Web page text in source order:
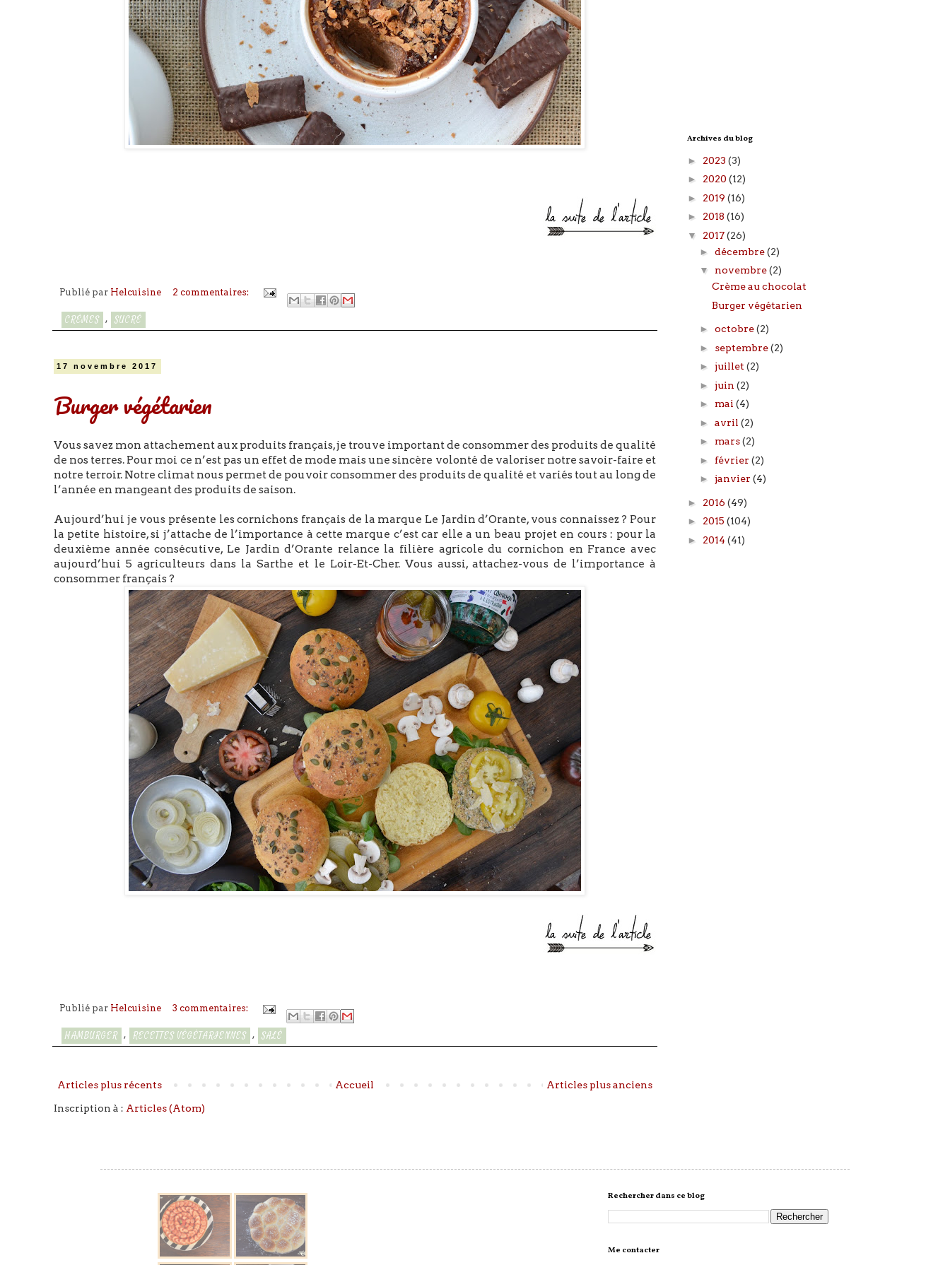
Publié par Helcuisine 2 commentaires:
CRÈMES , SUCRÉ
17 novembre 2017
Burger végétarien
Vous savez mon attachement aux produits français, je trouve important de consommer des produits de qualité
de nos terres. Pour moi ce n’est pas un effet de mode mais une sincère volonté de valoriser notre savoir-faire et
notre terroir. Notre climat nous permet de pouvoir consommer des produits de qualité et variés tout au long de
l’année en mangeant des produits de saison.
Aujourd’hui je vous présente les cornichons français de la marque Le Jardin d’Orante, vous connaissez ? Pour
la petite histoire, si j’attache de l’importance à cette marque c’est car elle a un beau projet en cours : pour la
deuxième année consécutive, Le Jardin d’Orante relance la filière agricole du cornichon en France avec
aujourd’hui 5 agriculteurs dans la Sarthe et le Loir-Et-Cher. Vous aussi, attachez-vous de l’importance à
consommer français ?
Publié par Helcuisine 3 commentaires:
HAMBURGER , RECETTES VÉGÉTARIENNES , SALÉ
Articles plus récents Articles plus anciens
Accueil
Inscription à : Articles (Atom)
Archives du blog
► 2023 (3)
► 2020 (12)
► 2019 (16)
► 2018 (16)
▼ 2017(26)
► décembre(2)
▼ novembre(2)
Crème au chocolat
Burger végétarien
► octobre(2)
► septembre(2)
► juillet (2)
► juin (2)
► mai (4)
► avril (2)
► mars(2)
► février (2)
► janvier (4)
► 2016 (49)
► 2015 (104)
► 2014 (41)
Rechercher dans ce blog
Me contacter